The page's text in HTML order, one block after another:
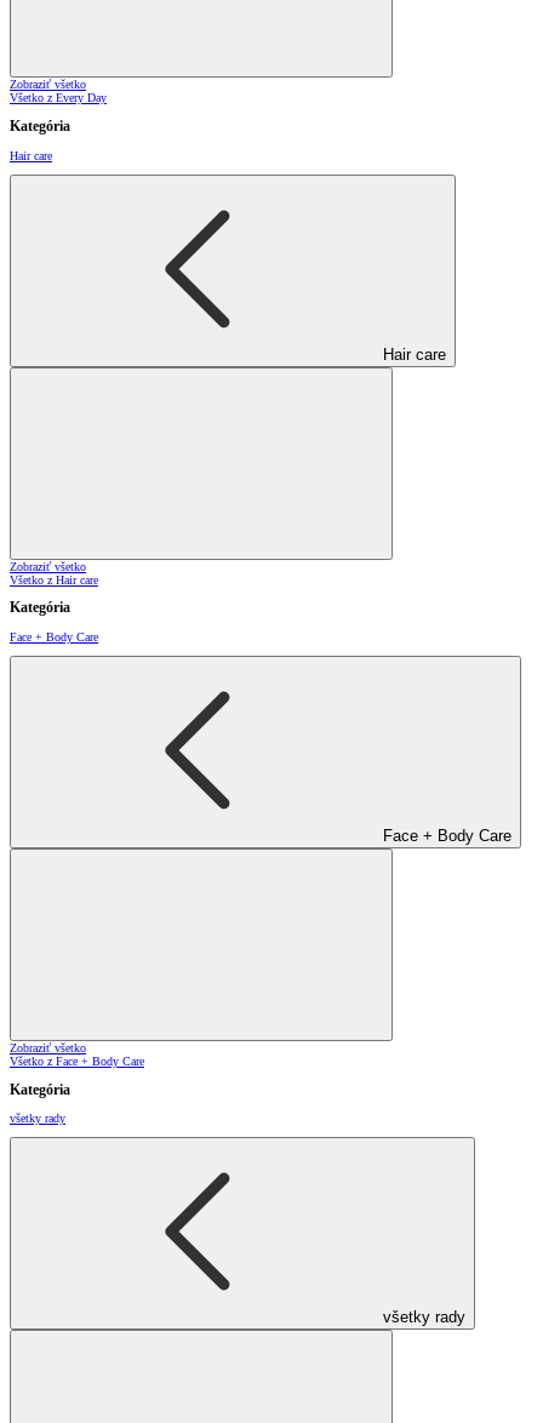
Zobraziť všetko
Všetko z Every Day
Kategória
Hair care
Hair care
Zobraziť všetko
Všetko z Hair care
Kategória
Face + Body Care
Face + Body Care
Zobraziť všetko
Všetko z Face + Body Care
Kategória
všetky rady
všetky rady